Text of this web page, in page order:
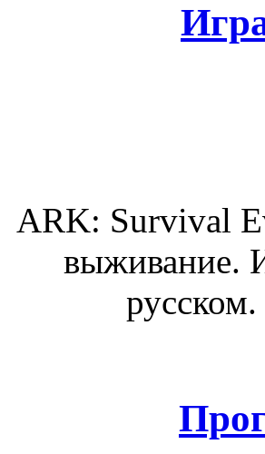
ARK: Survival
выживание.